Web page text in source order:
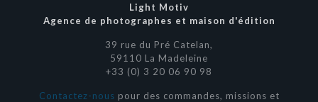
Light Motiv
Agence de photographes et maison d'édition
39 rue du Pré Catelan,
59110 La Madeleine
+33 (0) 3 20 06 90 98
Contactez-nous pour des commandes, missions et